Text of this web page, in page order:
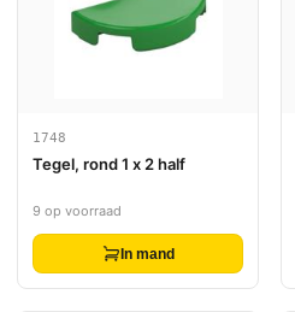
1748
Tegel, rond 1 x 2 half
9 op voorraad
In mand